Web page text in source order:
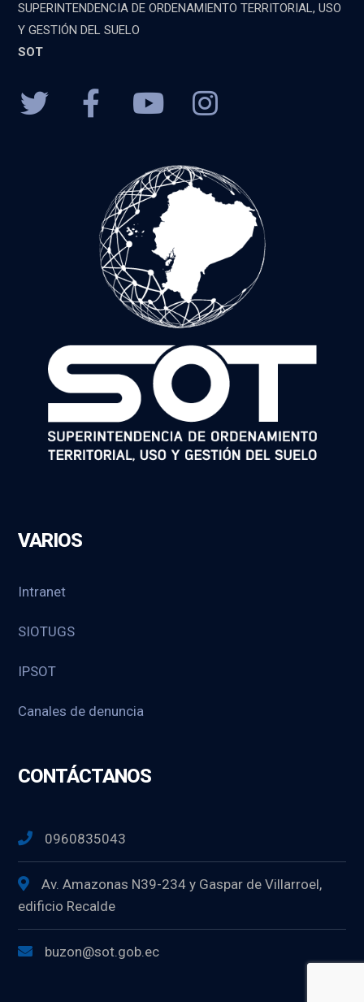
SUPERINTENDENCIA DE ORDENAMIENTO TERRITORIAL, USO
Y GESTIÓN DEL SUELO
SOT
VARIOS
Intranet
SIOTUGS
IPSOT
Canales de denuncia
CONTÁCTANOS
0960835043
Av. Amazonas N39-234 y Gaspar de Villarroel,
edificio Recalde
buzon@sot.gob.ec